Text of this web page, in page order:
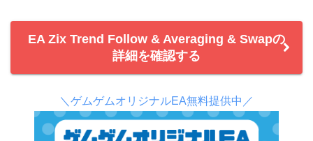
EA Zix Trend Follow & Averaging & Swapの
詳細を確認する
＼ゲムゲムオリジナルEA無料提供中／